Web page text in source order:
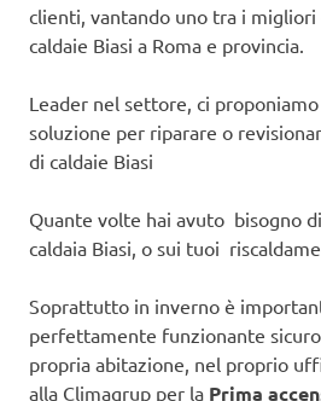
clienti, vantando uno tra i migliori
caldaie Biasi a Roma e provincia.
Leader nel settore, ci
soluzione per riparare o
di caldaie Biasi
Quante volte hai avuto bisogno
caldaia Biasi, o sui tuoi
Soprattutto in inverno è
perfettamente funzionante
propria abitazione, nel proprio
alla Climagrup per la Prima